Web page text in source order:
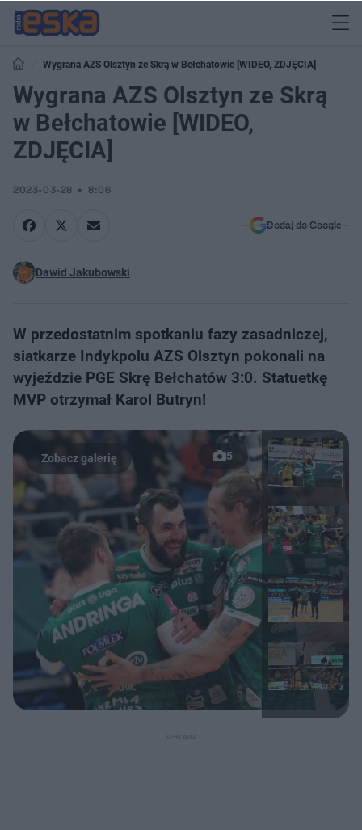
Wygrana AZS Olsztyn ze Skrą w Bełchatowie [WIDEO, ZDJĘCIA]
Wygrana AZS Olsztyn ze Skrą
w Bełchatowie [WIDEO,
ZDJĘCIA]
2023-03-28 8:06
Dodaj do Google
Dawid Jakubowski
W przedostatnim spotkaniu fazy zasadniczej,
siatkarze Indykpolu AZS Olsztyn pokonali na
wyjeździe PGE Skrę Bełchatów 3:0. Statuetkę
MVP otrzymał Karol Butryn!
5